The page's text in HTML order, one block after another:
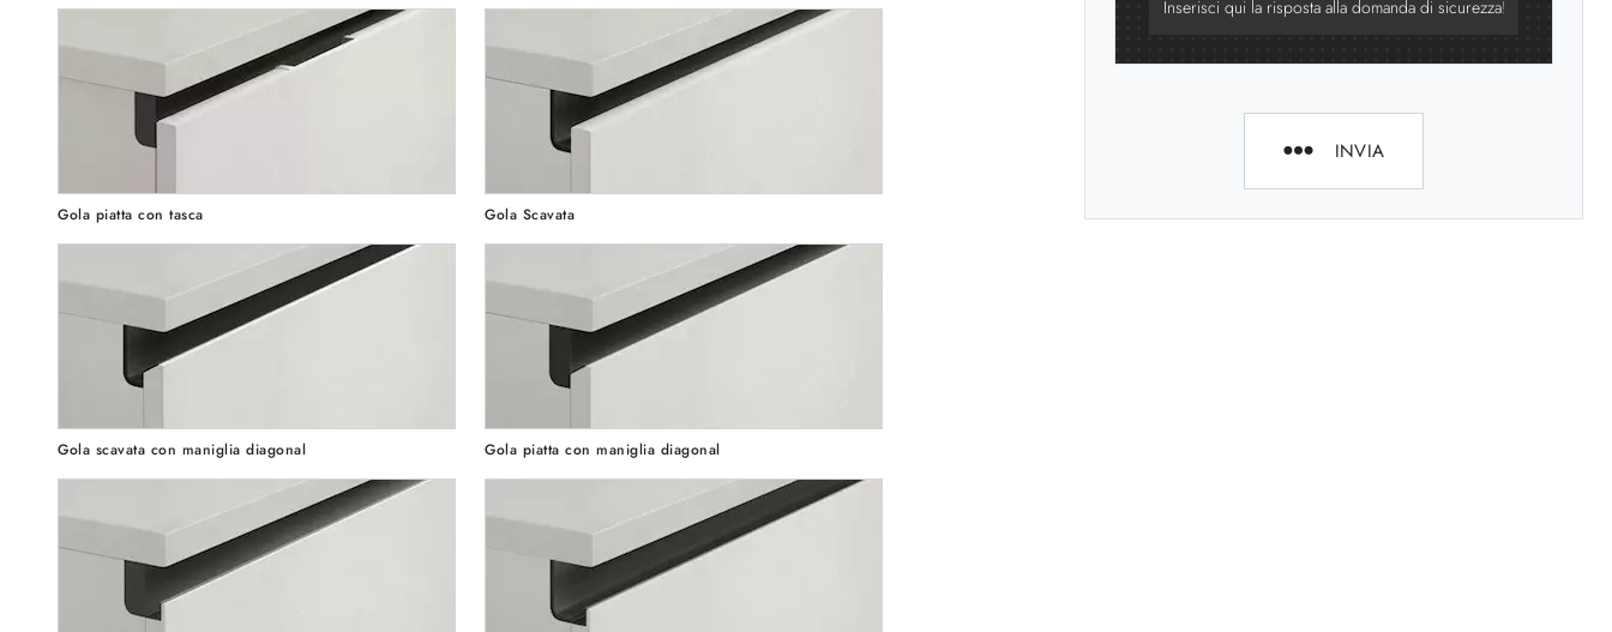
Gola piatta con tasca Gola Scavata
Gola scavata con maniglia diagonal Gola piatta con maniglia diagonal
INVIA